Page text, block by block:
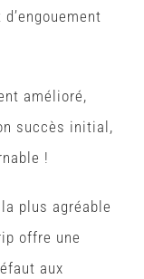
amélioré,
succès initial,
!
plus agréable
offre une
aux